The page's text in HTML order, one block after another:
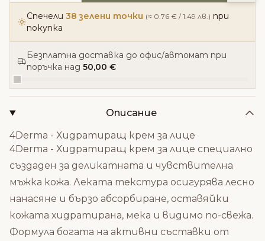
Спечели 38 зелени точки (≈ 0.76 € / 1.49 лв.) при
покупка
Безплатна доставка до офис/автомат при
поръчка над 50,00 €
Описание
4Derma - Хидратиращ крем за лице
4Derma - Хидратиращ крем за лице специално
създаден за деликатната и чувствителна
мъжка кожа. Леката текстура осигурява лесно
нанасяне и бързо абсорбиране, оставяйки
кожата хидратирана, мека и видимо по-свежа.
Формула богата на активни съставки от